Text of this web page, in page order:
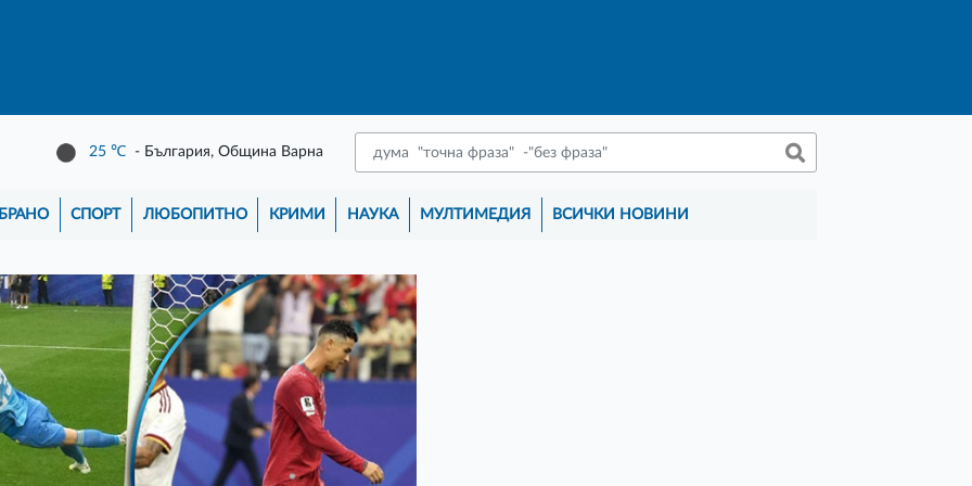
25 ℃ - България, Община Варна
СПОРТ ЛЮБОПИТНО КРИМИ НАУКА МУЛТИМЕДИЯ ВСИЧКИ НОВИНИ